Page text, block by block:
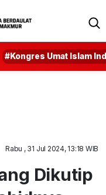
#Kongres Umat Islam
Rabu , 31 Jul 2024, 13:18 WIB
Dikutip